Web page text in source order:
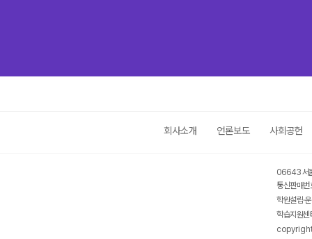
회사소개 언론보도 사회공헌
06643 서
통신판매
학원설립·
학습지원